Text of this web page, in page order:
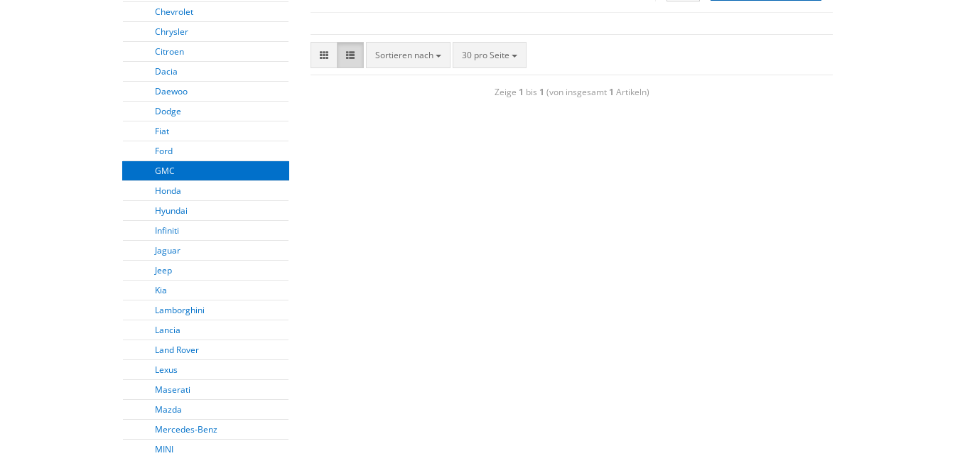
Sortieren nach 30 pro Seite
Zeige 1 bis 1 (von insgesamt 1 Artikeln)
Chevrolet
Chrysler
Citroen
Dacia
Daewoo
Dodge
Fiat
Ford
GMC
Honda
Hyundai
Infiniti
Jaguar
Jeep
Kia
Lamborghini
Lancia
Land Rover
Lexus
Maserati
Mazda
Mercedes-Benz
MINI